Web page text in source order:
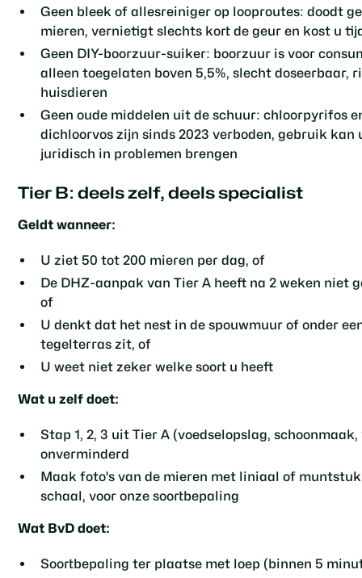
Geen bleek of allesreiniger op looproutes: doodt
mieren, vernietigt slechts kort de geur en kost u
Geen DIY-boorzuur-suiker: boorzuur is voor
alleen toegelaten boven 5,5%, slecht doseerbaar,
huisdieren
Geen oude middelen uit de schuur: chloorpyrifos
dichloorvos zijn sinds 2023 verboden, gebruik kan
juridisch in problemen brengen
Tier B: deels zelf, deels specialist
Geldt wanneer:
U ziet 50 tot 200 mieren per dag, of
De DHZ-aanpak van Tier A heeft na 2 weken niet
of
U denkt dat het nest in de spouwmuur of onder
tegelterras zit, of
U weet niet zeker welke soort u heeft
Wat u zelf doet:
Stap 1, 2, 3 uit Tier A (voedselopslag,
onverminderd
Maak foto's van de mieren met liniaal of
schaal, voor onze soortbepaling
Wat BvD doet:
Soortbepaling ter plaatse met loep (binnen 5